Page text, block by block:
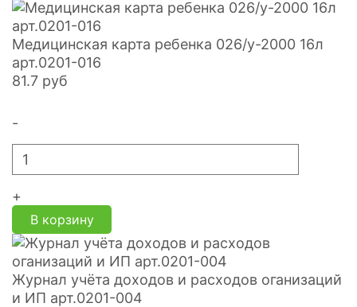
Медицинская карта ребенка 026/у-2000 16л
арт.0201-016
81.7 руб
-
+
В корзину
Журнал учёта доходов и расходов оганизаций
и ИП арт.0201-004